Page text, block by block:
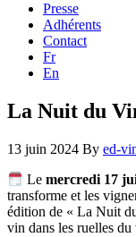
Presse
Adhérents
Contact
Fr
En
La Nuit du
13 juin 2024 By ed-
Le mercredi 17
transforme et les
édition de « La Nuit
vin dans les ruelles